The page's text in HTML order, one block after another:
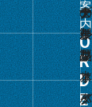
案
内
グ
ル
ー
ナ
ル
フ
ァ
イ
ァ
イ
ル
・
バ
ー
ク
リ
ス
タ
ダ
ー
製
本
ナ
ル
ク
リ
ア
モ
リ
の
製
品